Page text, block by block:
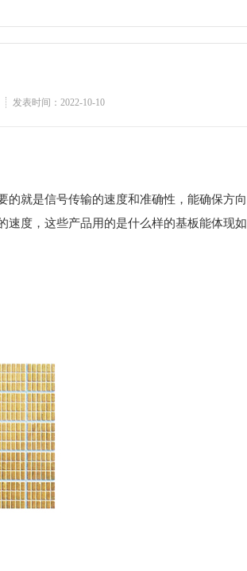
发表时间：2022-10-10
的就是信号传输的速度和准确性，能确保方向
速度，这些产品用的是什么样的基板能体现如